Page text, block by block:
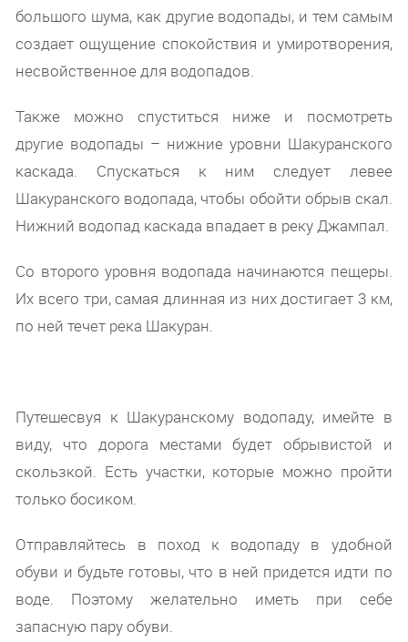
большого шума, как другие водопады, и тем самым
создает ощущение спокойствия и умиротворения,
несвойственное для водопадов.
Также можно спуститься ниже и посмотреть
другие водопады – нижние уровни Шакуранского
каскада. Спускаться к ним следует левее
Шакуранского водопада, чтобы обойти обрыв скал.
Нижний водопад каскада впадает в реку Джампал.
Со второго уровня водопада начинаются пещеры.
Их всего три, самая длинная из них достигает 3 км,
по ней течет река Шакуран.
Путешесвуя к Шакуранскому водопаду, имейте в
виду, что дорога местами будет обрывистой и
скользкой. Есть участки, которые можно пройти
только босиком.
Отправляйтесь в поход к водопаду в удобной
обуви и будьте готовы, что в ней придется идти по
воде. Поэтому желательно иметь при себе
запасную пару обуви.